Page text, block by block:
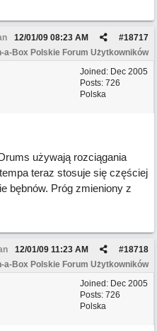
#18717
12/01/09 08:23 AM
a-Box Polskie Forum Użytkowników
Joined: Dec 2005
Posts: 726
Polska
używają rozciągania
teraz stosuje się częściej
bębnów. Próg zmieniony z
#18718
12/01/09 11:23 AM
a-Box Polskie Forum Użytkowników
Joined: Dec 2005
Posts: 726
Polska